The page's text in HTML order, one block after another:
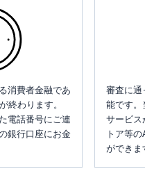
消費者金融であ
終わります。
電話番号にご連
銀行口座にお金
審査に通
能です。
サービス
トア等
ができま